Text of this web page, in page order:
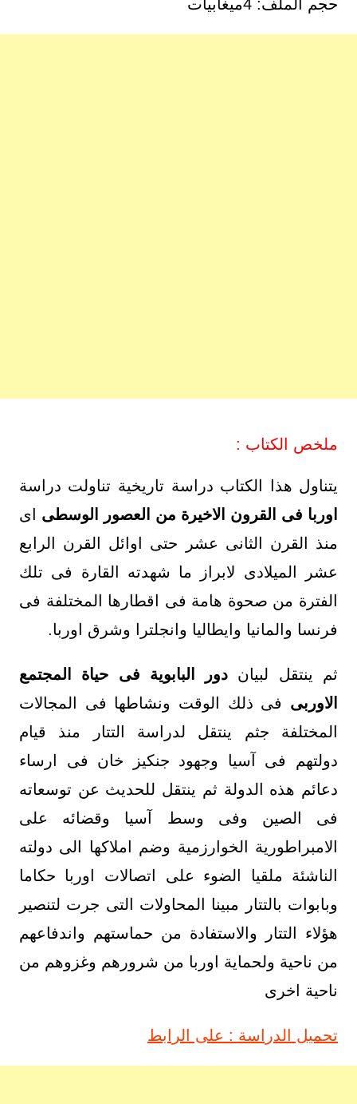
حجم الملف: 4ميغابيات
ملخص الكتاب :
يتناول هذا الكتاب دراسة تاريخية تناولت دراسة
اوربا فى القرون الاخيرة من العصور الوسطى اى
منذ القرن الثانى عشر حتى اوائل القرن الرابع
عشر الميلادى لابراز ما شهدته القارة فى تلك
الفترة من صحوة هامة فى اقطارها المختلفة فى
فرنسا والمانيا وايطاليا وانجلترا وشرق اوربا.
ثم ينتقل لبيان دور البابوية فى حياة المجتمع
الاوربى فى ذلك الوقت ونشاطها فى المجالات
المختلفة جثم ينتقل لدراسة التتار منذ قيام
دولتهم فى آسيا وجهود جنكيز خان فى ارساء
دعائم هذه الدولة ثم ينتقل للحديث عن توسعاته
فى الصين وفى وسط آسيا وقضائه على
الامبراطورية الخوارزمية وضم املاكها الى دولته
الناشئة ملقيا الضوء على اتصالات اوربا حكاما
وبابوات بالتتار مبينا المحاولات التى جرت لتنصير
هؤلاء التتار والاستفادة من حماستهم واندفاعهم
من ناحية ولحماية اوربا من شرورهم وغزوهم من
ناحية اخرى
تحميل الدراسة : على الرابط